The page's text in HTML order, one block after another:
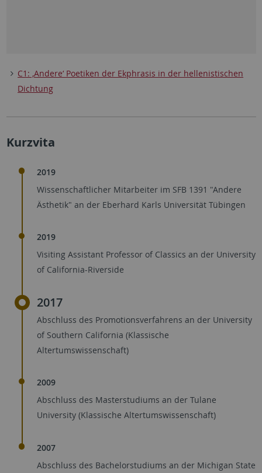
C1: ‚Andere‘ Poetiken der Ekphrasis in der hellenistischen
Dichtung
Kurzvita
2019
Wissenschaftlicher Mitarbeiter im SFB 1391 "Andere
Ästhetik" an der Eberhard Karls Universität Tübingen
2019
Visiting Assistant Professor of Classics an der University
of California-Riverside
2017
Abschluss des Promotionsverfahrens an der University
of Southern California (Klassische
Altertumswissenschaft)
2009
Abschluss des Masterstudiums an der Tulane
University (Klassische Altertumswissenschaft)
2007
Abschluss des Bachelorstudiums an der Michigan State